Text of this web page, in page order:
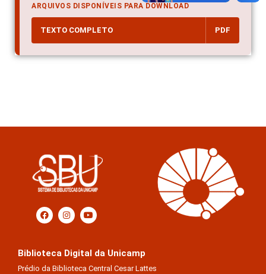
ARQUIVOS DISPONÍVEIS PARA DOWNLOAD
TEXTO COMPLETO PDF
Biblioteca Digital da Unicamp
Prédio da Biblioteca Central Cesar Lattes